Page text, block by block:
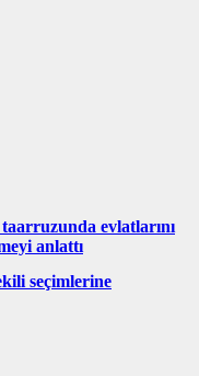
evlatlarını
anlattı
seçimlerine